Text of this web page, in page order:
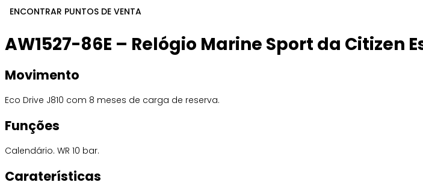
ENCONTRAR PUNTOS DE VENTA
AW1527-86E – Relógio Marine Sport da Citizen
Movimento
Eco Drive J810 com 8 meses de carga de reserva.
Funções
Calendário. WR 10 bar.
Caraterísticas